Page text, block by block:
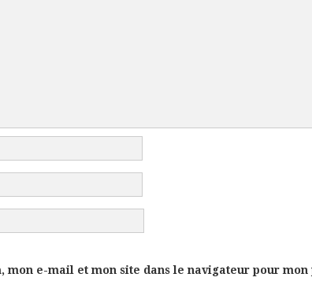
mon e-mail et mon site dans le navigateur pour